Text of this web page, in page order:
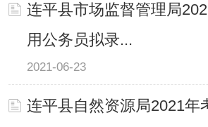
连平县市场监督管理局
用公务员拟录...
2021-06-23
连平县自然资源局2021年